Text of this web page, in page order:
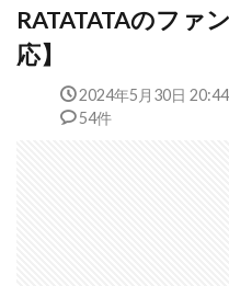
RATATATAのフ
応】
2024年5月30日 20:44
54件